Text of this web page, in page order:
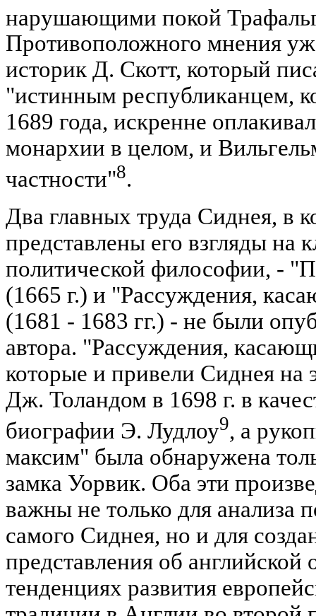
нарушающими покой
Противоположного мнения
историк Д. Скотт, который
"истинным республиканцем,
1689 года, искренне
монархии в целом, и
частности"8.
Два главных труда Сиднея, в
представлены его взгляды на
политической философии, -
(1665 г.) и "Рассуждения,
(1681 - 1683 гг.) - не были
автора. "Рассуждения,
которые и привели Сиднея на
Дж. Толандом в 1698 г. в
биографии Э. Лудлоу9, а
максим" была обнаружена
замка Уорвик. Оба эти
важны не только для анализа
самого Сиднея, но и для
представления об
тенденциях развития